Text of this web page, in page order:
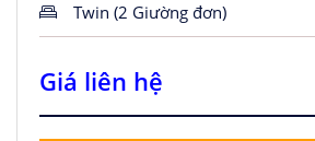
Twin (2 Giường đơn)
Giá liên hệ